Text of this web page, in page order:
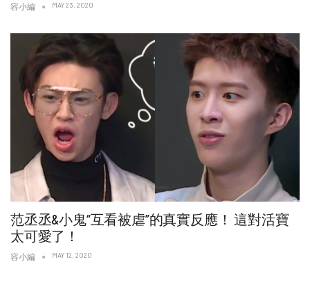
容小編 MAY 23, 2020
范丞丞&小鬼“互看被虐”的真實反應！ 這對活寶
太可愛了！
容小編 MAY 12, 2020